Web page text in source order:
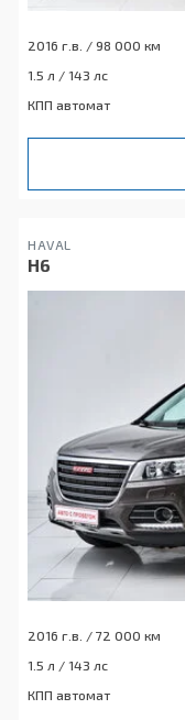
2016 г.в. / 98 000 км
1.5 л / 143 лс
КПП автомат
HAVAL
H6
2016 г.в. / 72 000 км
1.5 л / 143 лс
КПП автомат